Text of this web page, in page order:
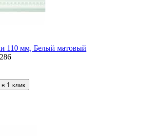
110 мм, Белый матовый
в 1 клик